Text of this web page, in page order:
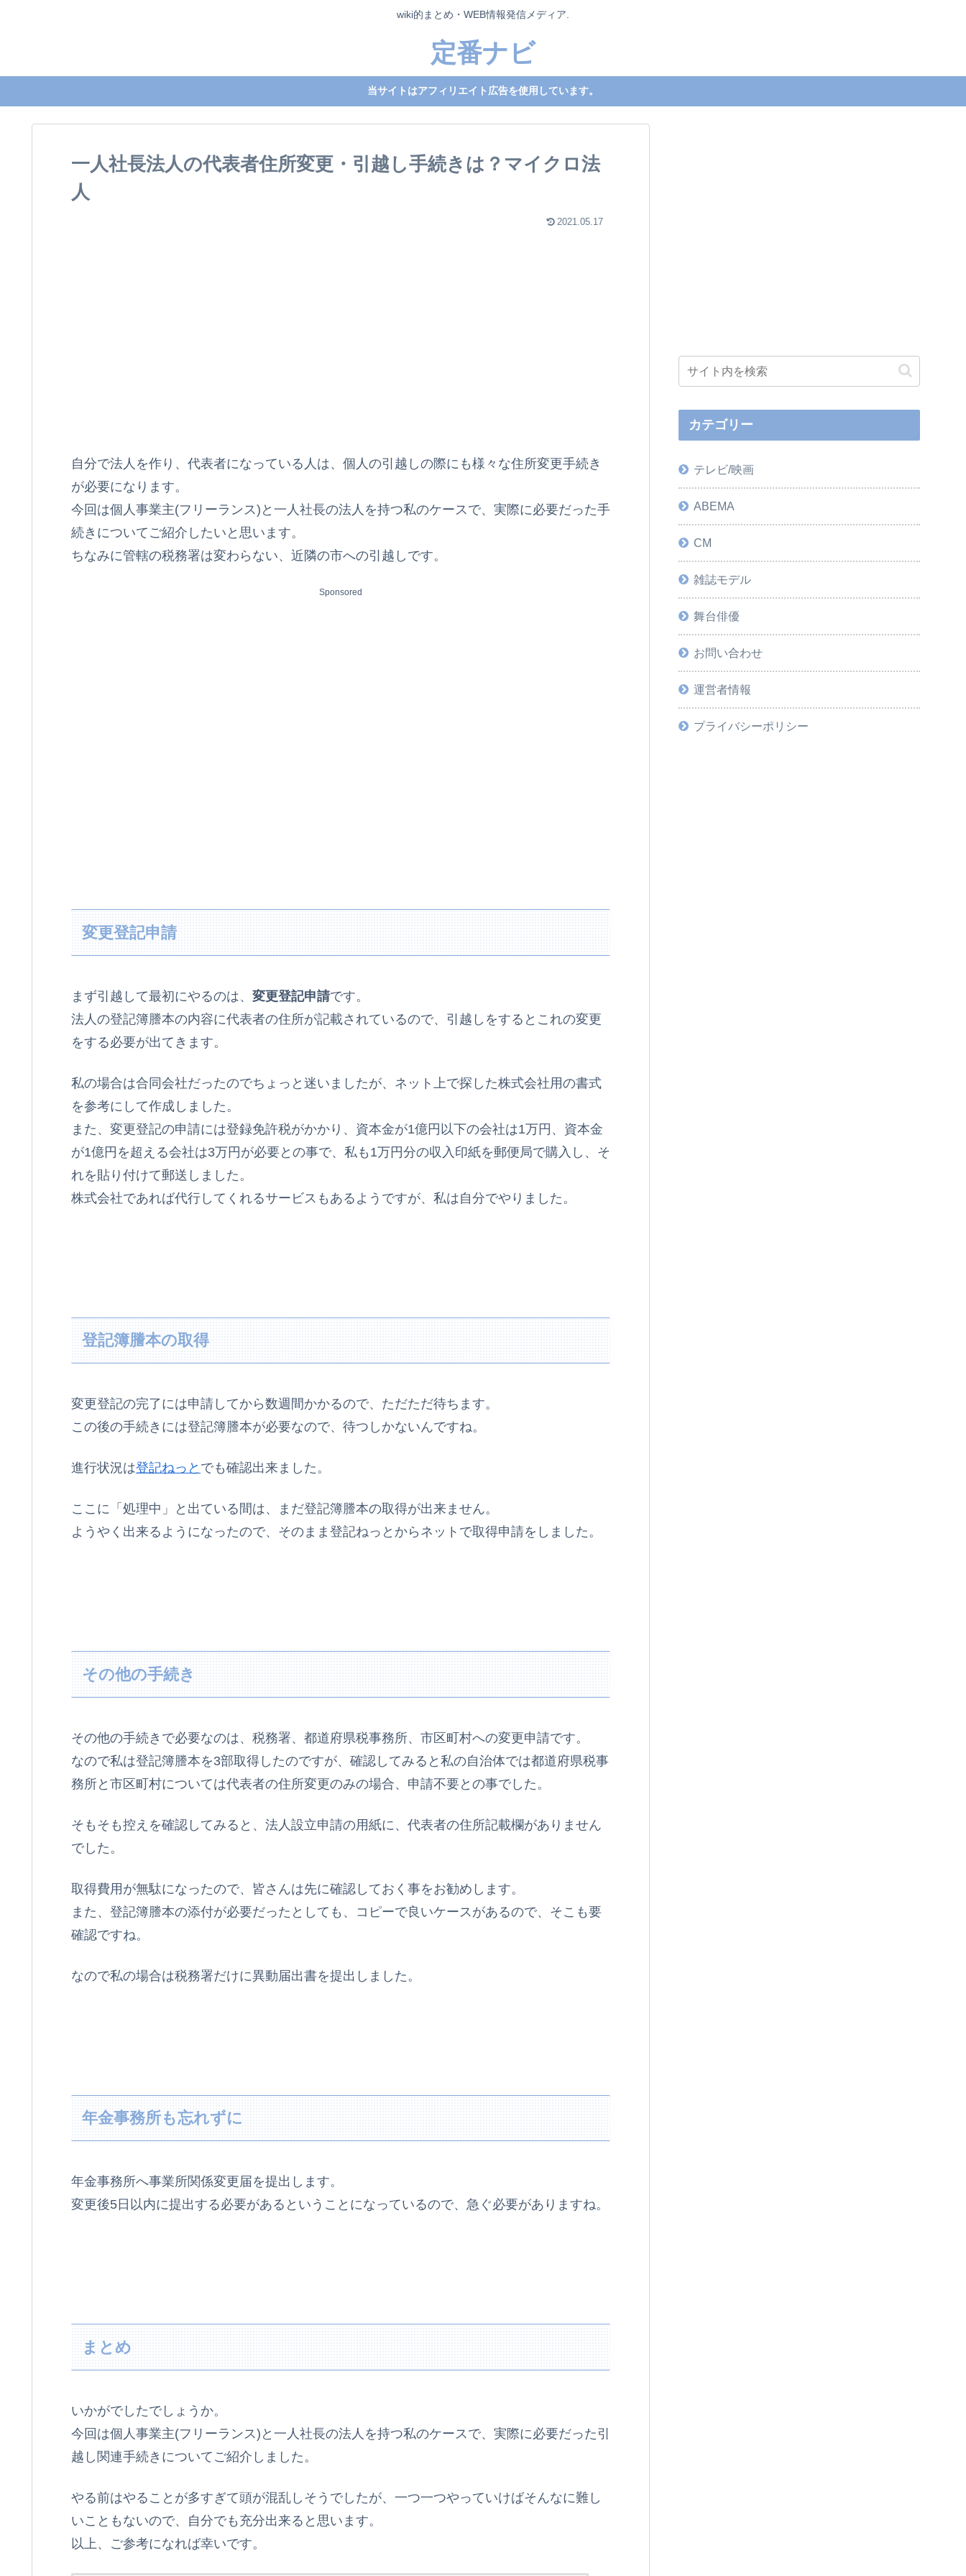
wiki的まとめ・WEB情報発信メディア.
定番ナビ
当サイトはアフィリエイト広告を使用しています。
一人社長法人の代表者住所変更・引越し手続きは？マイクロ法
人
2021.05.17
自分で法人を作り、代表者になっている人は、個人の引越しの際にも様々な住所変更手続き
が必要になります。
今回は個人事業主(フリーランス)と一人社長の法人を持つ私のケースで、実際に必要だった手
続きについてご紹介したいと思います。
ちなみに管轄の税務署は変わらない、近隣の市への引越しです。
Sponsored
変更登記申請
まず引越して最初にやるのは、 変更登記申請です。
法人の登記簿謄本の内容に代表者の住所が記載されているので、引越しをするとこれの変更
をする必要が出てきます。
私の場合は合同会社だったのでちょっと迷いましたが、ネット上で探した株式会社用の書式
を参考にして作成しました。
また、変更登記の申請には登録免許税がかかり、資本金が1億円以下の会社は1万円、資本金
が1億円を超える会社は3万円が必要との事で、私も1万円分の収入印紙を郵便局で購入し、そ
れを貼り付けて郵送しました。
株式会社であれば代行してくれるサービスもあるようですが、私は自分でやりました。
登記簿謄本の取得
変更登記の完了には申請してから数週間かかるので、ただただ待ちます。
この後の手続きには登記簿謄本が必要なので、待つしかないんですね。
進行状況は登記ねっと でも確認出来ました。
ここに「処理中」と出ている間は、まだ登記簿謄本の取得が出来ません。
ようやく出来るようになったので、そのまま登記ねっとからネットで取得申請をしました。
その他の手続き
その他の手続きで必要なのは、税務署、都道府県税事務所、市区町村への変更申請です。
なので私は登記簿謄本を3部取得したのですが、確認してみると私の自治体では都道府県税事
務所と市区町村については代表者の住所変更のみの場合、申請不要との事でした。
そもそも控えを確認してみると、法人設立申請の用紙に、代表者の住所記載欄がありません
でした。
取得費用が無駄になったので、皆さんは先に確認しておく事をお勧めします。
また、登記簿謄本の添付が必要だったとしても、コピーで良いケースがあるので、そこも要
確認ですね。
なので私の場合は税務署だけに異動届出書を提出しました。
年金事務所も忘れずに
年金事務所へ事業所関係変更届を提出します。
変更後5日以内に提出する必要があるということになっているので、急ぐ必要がありますね。
まとめ
いかがでしたでしょうか。
今回は個人事業主(フリーランス)と一人社長の法人を持つ私のケースで、実際に必要だった引
越し関連手続きについてご紹介しました。
やる前はやることが多すぎて頭が混乱しそうでしたが、一つ一つやっていけばそんなに難し
いこともないので、自分でも充分出来ると思います。
以上、ご参考になれば幸いです。
カテゴリー
テレビ/映画
ABEMA
CM
雑誌モデル
舞台俳優
お問い合わせ
運営者情報
プライバシーポリシー